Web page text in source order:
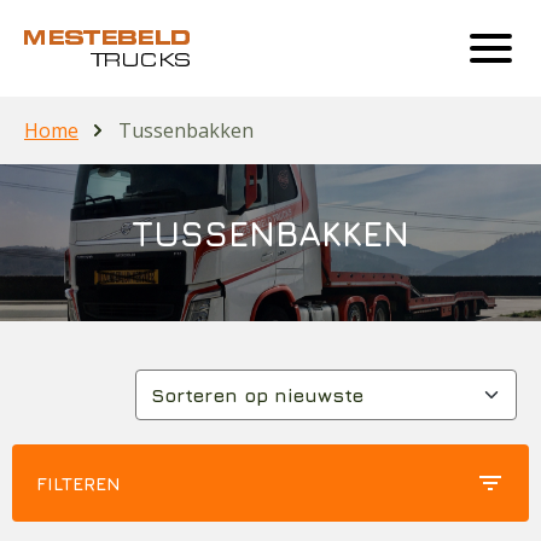
Home Tussenbakken
TUSSENBAKKEN
FILTEREN filter_list